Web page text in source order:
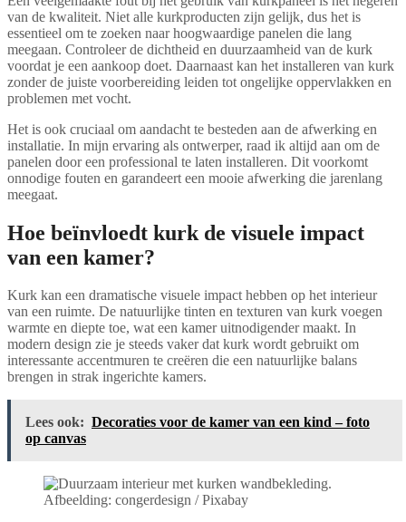
van de kwaliteit. Niet alle kurkproducten zijn gelijk, dus het is
essentieel om te zoeken naar hoogwaardige panelen die lang
meegaan. Controleer de dichtheid en duurzaamheid van de kurk
voordat je een aankoop doet. Daarnaast kan het installeren van kurk
zonder de juiste voorbereiding leiden tot ongelijke oppervlakken en
problemen met vocht.
Het is ook cruciaal om aandacht te besteden aan de afwerking en
installatie. In mijn ervaring als ontwerper, raad ik altijd aan om de
panelen door een professional te laten installeren. Dit voorkomt
onnodige fouten en garandeert een mooie afwerking die jarenlang
meegaat.
Hoe beïnvloedt kurk de visuele impact
van een kamer?
Kurk kan een dramatische visuele impact hebben op het interieur
van een ruimte. De natuurlijke tinten en texturen van kurk voegen
warmte en diepte toe, wat een kamer uitnodigender maakt. In
modern design zie je steeds vaker dat kurk wordt gebruikt om
interessante accentmuren te creëren die een natuurlijke balans
brengen in strak ingerichte kamers.
Lees ook: Decoraties voor de kamer van een kind – foto
op canvas
Afbeelding: congerdesign / Pixabay